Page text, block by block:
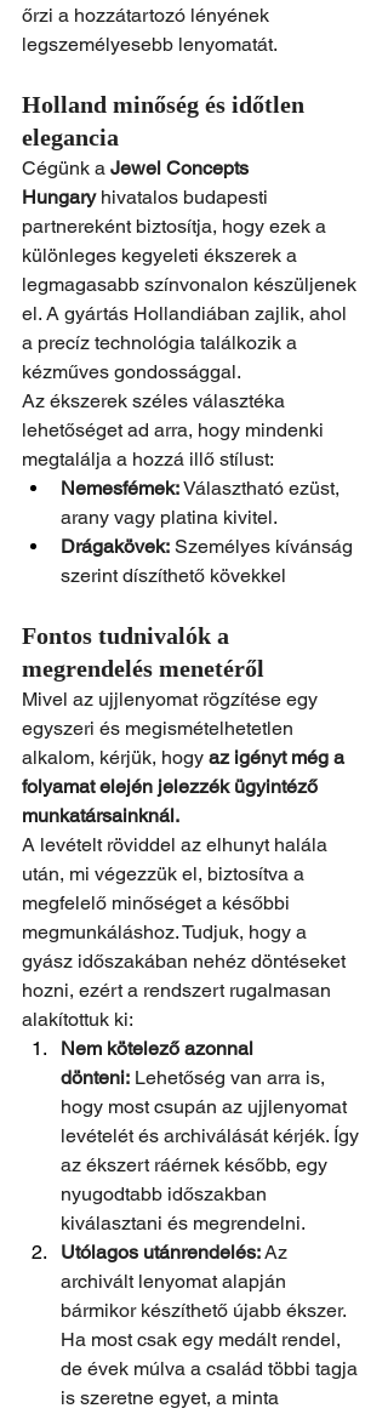
őrzi a hozzátartozó lényének
legszemélyesebb lenyomatát.
Holland minőség és időtlen
elegancia
Cégünk a Jewel Concepts
Hungary hivatalos budapesti
partnereként biztosítja, hogy ezek a
különleges kegyeleti ékszerek a
legmagasabb színvonalon készüljenek
el. A gyártás Hollandiában zajlik, ahol
a precíz technológia találkozik a
kézműves gondossággal.
Az ékszerek széles választéka
lehetőséget ad arra, hogy mindenki
megtalálja a hozzá illő stílust:
Nemesfémek: Választható ezüst,
arany vagy platina kivitel.
Drágakövek: Személyes kívánság
szerint díszíthető kövekkel
Fontos tudnivalók a
megrendelés menetéről
Mivel az ujjlenyomat rögzítése egy
egyszeri és megismételhetetlen
alkalom, kérjük, hogy az igényt még a
folyamat elején jelezzék ügyintéző
munkatársainknál.
A levételt röviddel az elhunyt halála
után, mi végezzük el, biztosítva a
megfelelő minőséget a későbbi
megmunkáláshoz. Tudjuk, hogy a
gyász időszakában nehéz döntéseket
hozni, ezért a rendszert rugalmasan
alakítottuk ki:
Nem kötelező azonnal
dönteni: Lehetőség van arra is,
hogy most csupán az ujjlenyomat
levételét és archiválását kérjék. Így
az ékszert ráérnek később, egy
nyugodtabb időszakban
kiválasztani és megrendelni.
Utólagos utánrendelés: Az
archivált lenyomat alapján
bármikor készíthető újabb ékszer.
Ha most csak egy medált rendel,
de évek múlva a család többi tagja
is szeretne egyet, a minta